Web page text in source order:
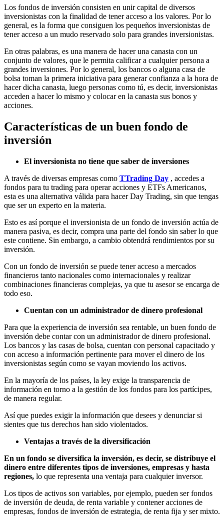
Los fondos de inversión consisten en unir capital de diversos
inversionistas con la finalidad de tener acceso a los valores. Por lo
general, es la forma que consiguen los pequeños inversionistas de
tener acceso a un mudo reservado solo para grandes inversionistas.
En otras palabras, es una manera de hacer una canasta con un
conjunto de valores, que le permita calificar a cualquier persona a
grandes inversiones. Por lo general, los bancos o alguna casa de
bolsa toman la primera iniciativa para generar confianza a la hora de
hacer dicha canasta, luego personas como tú, es decir, inversionistas
acceden a hacer lo mismo y colocar en la canasta sus bonos y
acciones.
Características de un buen fondo de
inversión
El inversionista no tiene que saber de inversiones
A través de diversas empresas como TTrading Day , accedes a
fondos para tu trading para operar acciones y ETFs Americanos,
esta es una alternativa válida para hacer Day Trading, sin que tengas
que ser un experto en la materia.
Esto es así porque el inversionista de un fondo de inversión actúa de
manera pasiva, es decir, compra una parte del fondo sin saber lo que
este contiene. Sin embargo, a cambio obtendrá rendimientos por su
inversión.
Con un fondo de inversión se puede tener acceso a mercados
financieros tanto nacionales como internacionales y realizar
combinaciones financieras complejas, ya que tu asesor se encarga de
todo eso.
Cuentan con un administrador de dinero profesional
Para que la experiencia de inversión sea rentable, un buen fondo de
inversión debe contar con un administrador de dinero profesional.
Los bancos y las casas de bolsa, cuentan con personal capacitado y
con acceso a información pertinente para mover el dinero de los
inversionistas según como se vayan moviendo los activos.
En la mayoría de los países, la ley exige la transparencia de
información en torno a la gestión de los fondos para los partícipes,
de manera regular.
Así que puedes exigir la información que desees y denunciar si
sientes que tus derechos han sido violentados.
Ventajas a través de la diversificación
En un fondo se diversifica la inversión, es decir, se distribuye el
dinero entre diferentes tipos de inversiones, empresas y hasta
regiones, lo que representa una ventaja para cualquier inversor.
Los tipos de activos son variables, por ejemplo, pueden ser fondos
de inversión de deuda, de renta variable y contener acciones de
empresas, fondos de inversión de estrategia, de renta fija y ser mixto.